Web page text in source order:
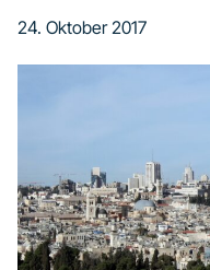
24. Oktober 2017